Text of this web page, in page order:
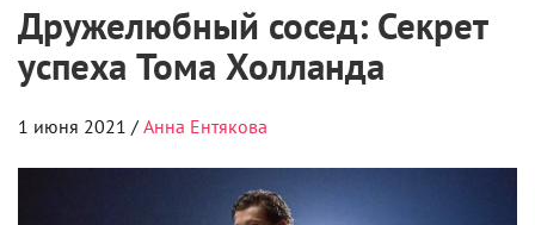
Дружелюбный сосед: Секрет
успеха Тома Холланда
1 июня 2021 / Анна Ентякова